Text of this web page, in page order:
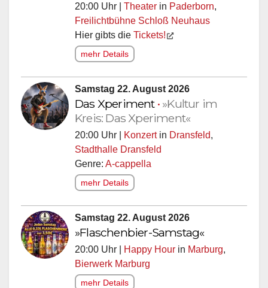
20:00 Uhr | Theater in Paderborn,
Freilichtbühne Schloß Neuhaus
Hier gibts die Tickets!
mehr Details
Samstag 22. August 2026
Das Xperiment • »Kultur im
Kreis: Das Xperiment«
20:00 Uhr | Konzertin Dransfeld,
Stadthalle Dransfeld
Genre: A-cappella
mehr Details
Samstag 22. August 2026
»Flaschenbier-Samstag«
20:00 Uhr | Happy Hour in Marburg,
Bierwerk Marburg
mehr Details